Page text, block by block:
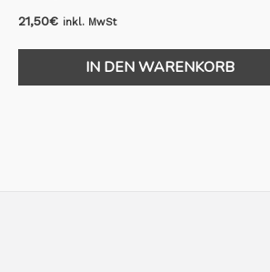
21,50€ inkl. MwSt
IN DEN WARENKORB